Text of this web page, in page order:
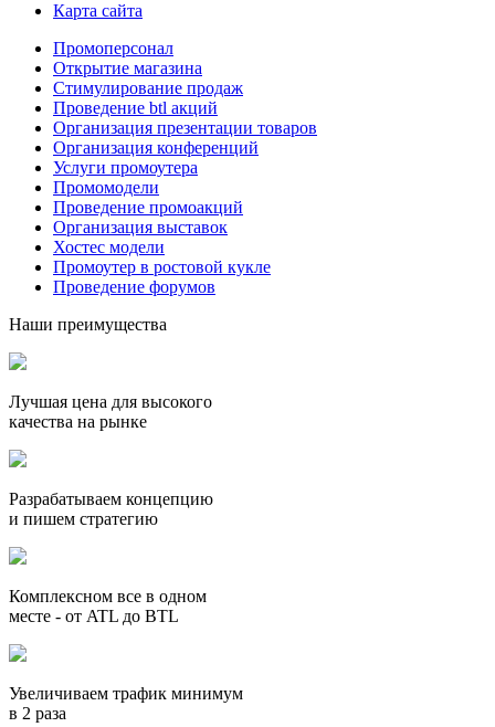
Карта сайта
Промоперсонал
Открытие магазина
Стимулирование продаж
Проведение btl акций
Организация презентации товаров
Организация конференций
Услуги промоутера
Промомодели
Проведение промоакций
Организация выставок
Хостес модели
Промоутер в ростовой кукле
Проведение форумов
Наши преимущества
Лучшая цена для высокого
качества на рынке
Разрабатываем концепцию
и пишем стратегию
Комплексном все в одном
месте - от ATL до BTL
Увеличиваем трафик минимум
в 2 раза